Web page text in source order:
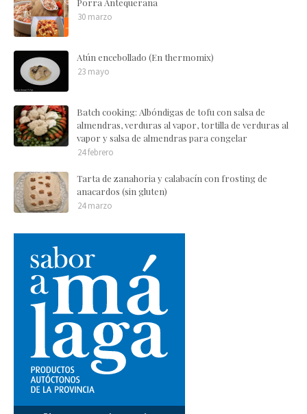
Porra Antequerana
30 marzo
Atún encebollado (En thermomix)
23 mayo
Batch cooking: Albóndigas de tofu con salsa de
almendras, verduras al vapor, tortilla de verduras al
vapor y salsa de almendras para congelar
24 febrero
Tarta de zanahoria y calabacín con frosting de
anacardos (sin gluten)
24 marzo